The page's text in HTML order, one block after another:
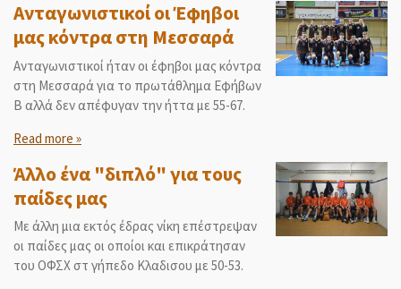
Ανταγωνιστικοί οι Έφηβοι
μας κόντρα στη Μεσσαρά
Ανταγωνιστικοί ήταν οι έφηβοι μας κόντρα
στη Μεσσαρά για το πρωτάθλημα Εφήβων
Β αλλά δεν απέφυγαν την ήττα με 55-67.
Read more »
Άλλο ένα "διπλό" για τους
παίδες μας
Με άλλη μια εκτός έδρας νίκη επέστρεψαν
οι παίδες μας οι οποίοι και επικράτησαν
του ΟΦΣΧ στ γήπεδο Κλαδισου με 50-53.